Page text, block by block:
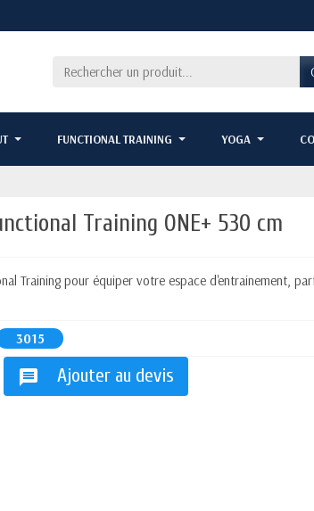
FUNCTIONAL TRAINING YOGA
Training ONE+ 530 cm
Training pour équiper votre espace d'entrainement,
3015
message Ajouter au devis